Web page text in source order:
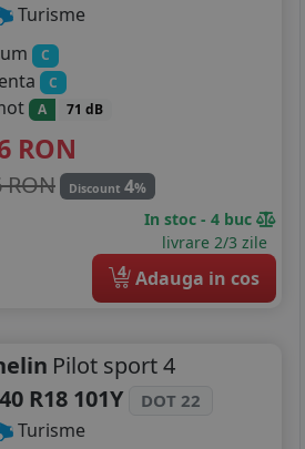
Turisme
C
C
A 71 dB
RON
RON Discount 4%
In stoc - 4 buc
livrare 2/3 zile
4 Adauga in cos
Pilot sport 4
R18 101Y
DOT 22
Turisme